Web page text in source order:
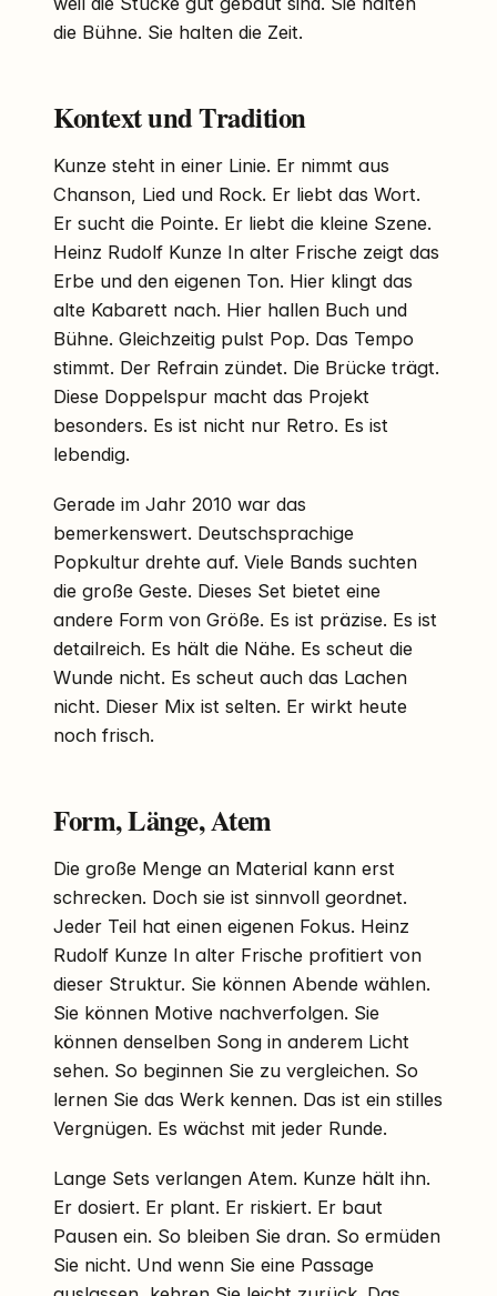
die Bühne. Sie halten die Zeit.
Kontext und Tradition
Kunze steht in einer Linie. Er nimmt aus
Chanson, Lied und Rock. Er liebt das Wort.
Er sucht die Pointe. Er liebt die kleine Szene.
Heinz Rudolf Kunze In alter Frische zeigt das
Erbe und den eigenen Ton. Hier klingt das
alte Kabarett nach. Hier hallen Buch und
Bühne. Gleichzeitig pulst Pop. Das Tempo
stimmt. Der Refrain zündet. Die Brücke trägt.
Diese Doppelspur macht das Projekt
besonders. Es ist nicht nur Retro. Es ist
lebendig.
Gerade im Jahr 2010 war das
bemerkenswert. Deutschsprachige
Popkultur drehte auf. Viele Bands suchten
die große Geste. Dieses Set bietet eine
andere Form von Größe. Es ist präzise. Es ist
detailreich. Es hält die Nähe. Es scheut die
Wunde nicht. Es scheut auch das Lachen
nicht. Dieser Mix ist selten. Er wirkt heute
noch frisch.
Form, Länge, Atem
Die große Menge an Material kann erst
schrecken. Doch sie ist sinnvoll geordnet.
Jeder Teil hat einen eigenen Fokus. Heinz
Rudolf Kunze In alter Frische profitiert von
dieser Struktur. Sie können Abende wählen.
Sie können Motive nachverfolgen. Sie
können denselben Song in anderem Licht
sehen. So beginnen Sie zu vergleichen. So
lernen Sie das Werk kennen. Das ist ein stilles
Vergnügen. Es wächst mit jeder Runde.
Lange Sets verlangen Atem. Kunze hält ihn.
Er dosiert. Er plant. Er riskiert. Er baut
Pausen ein. So bleiben Sie dran. So ermüden
Sie nicht. Und wenn Sie eine Passage